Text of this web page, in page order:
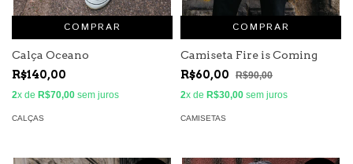
COMPRAR
Calça Oceano
R$140,00
2x de R$70,00 sem juros
CALÇAS
COMPRAR
Camiseta Fire is Coming
R$60,00
R$90,00
2x de R$30,00 sem juros
CAMISETAS